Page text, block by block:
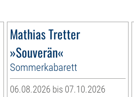
Mathias Tretter
»Souverän«
Sommerkabarett
06.08.2026 bis 07.10.2026